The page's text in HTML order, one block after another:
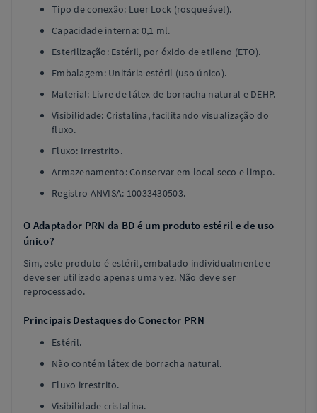
Tipo de conexão: Luer Lock (rosqueável).
Capacidade interna: 0,1 ml.
Esterilização: Estéril, por óxido de etileno (ETO).
Embalagem: Unitária estéril (uso único).
Material: Livre de látex de borracha natural e DEHP.
Visibilidade: Cristalina, facilitando visualização do
fluxo.
Fluxo: Irrestrito.
Armazenamento: Conservar em local seco e limpo.
Registro ANVISA: 10033430503.
O Adaptador PRN da BD é um produto estéril e de uso
único?
Sim, este produto é estéril, embalado individualmente e
deve ser utilizado apenas uma vez. Não deve ser
reprocessado.
Principais Destaques do Conector PRN
Estéril.
Não contém látex de borracha natural.
Fluxo irrestrito.
Visibilidade cristalina.